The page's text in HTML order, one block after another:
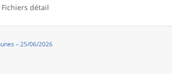
détail
– 25/06/2026